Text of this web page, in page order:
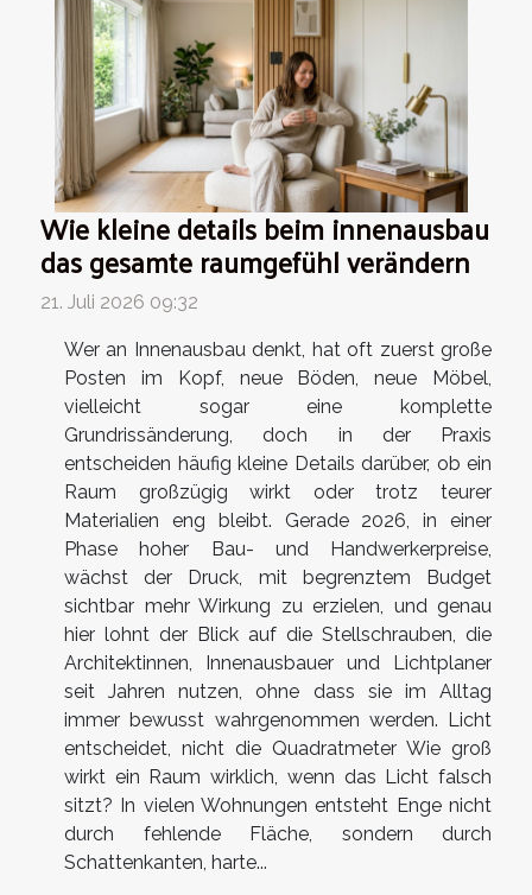
Wie kleine details beim innenausbau
das gesamte raumgefühl verändern
21. Juli 2026 09:32
Wer an Innenausbau denkt, hat oft zuerst große
Posten im Kopf, neue Böden, neue Möbel,
vielleicht sogar eine komplette
Grundrissänderung, doch in der Praxis
entscheiden häufig kleine Details darüber, ob ein
Raum großzügig wirkt oder trotz teurer
Materialien eng bleibt. Gerade 2026, in einer
Phase hoher Bau- und Handwerkerpreise,
wächst der Druck, mit begrenztem Budget
sichtbar mehr Wirkung zu erzielen, und genau
hier lohnt der Blick auf die Stellschrauben, die
Architektinnen, Innenausbauer und Lichtplaner
seit Jahren nutzen, ohne dass sie im Alltag
immer bewusst wahrgenommen werden. Licht
entscheidet, nicht die Quadratmeter Wie groß
wirkt ein Raum wirklich, wenn das Licht falsch
sitzt? In vielen Wohnungen entsteht Enge nicht
durch fehlende Fläche, sondern durch
Schattenkanten, harte...